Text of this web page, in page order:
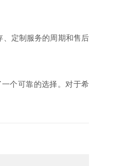
定制服务的周期和售后
个可靠的选择。对于希